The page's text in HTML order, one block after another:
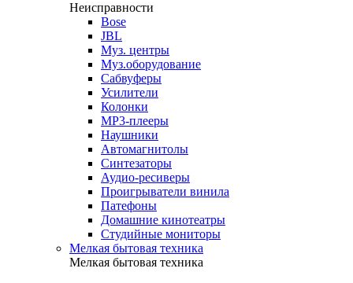
Неисправности
Bose
JBL
Муз. центры
Муз.оборудование
Сабвуферы
Усилители
Колонки
MP3-плееры
Наушники
Автомагнитолы
Синтезаторы
Аудио-ресиверы
Проигрыватели винила
Патефоны
Домашние кинотеатры
Студийные мониторы
Мелкая бытовая техника
Мелкая бытовая техника